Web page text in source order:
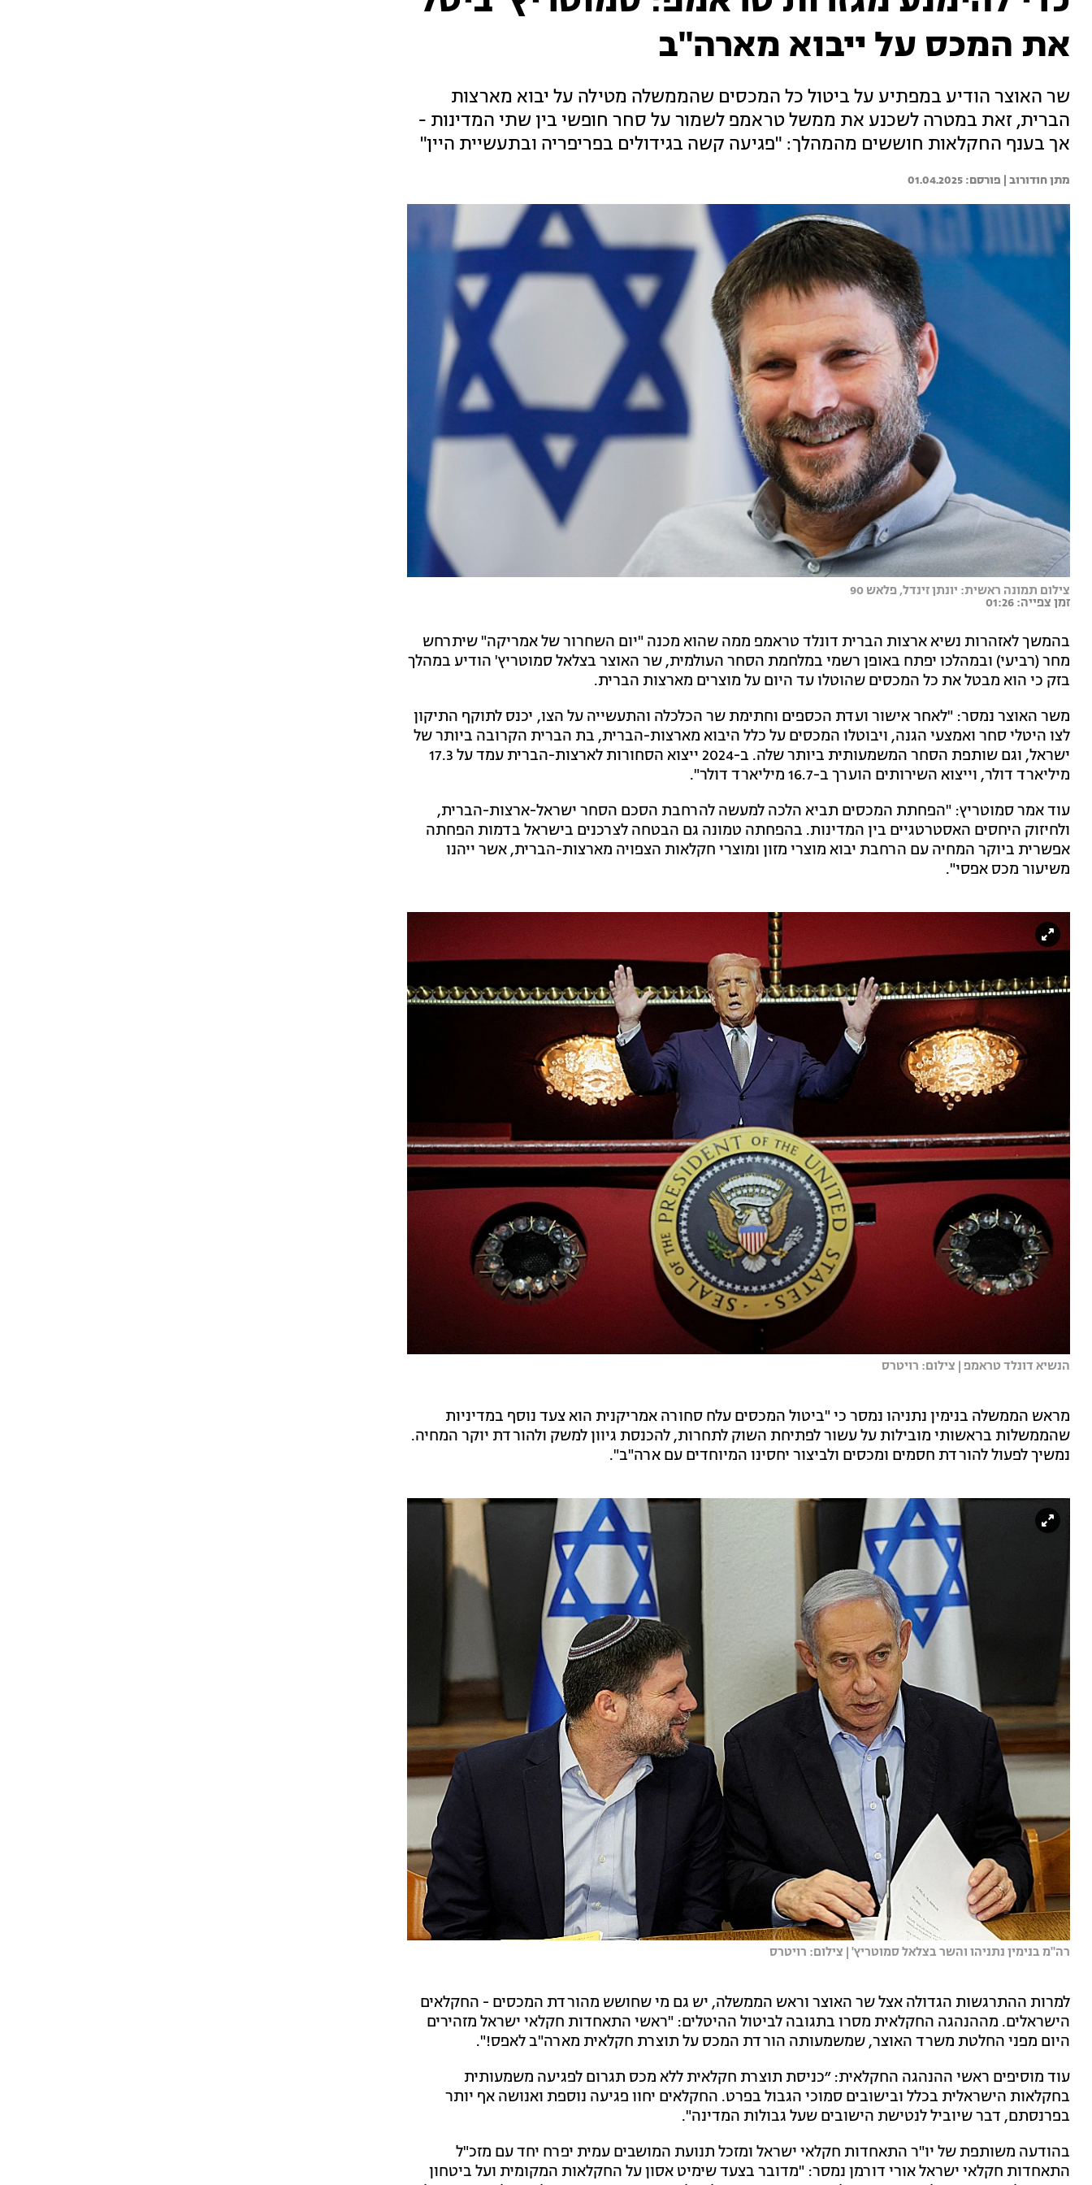
את המכס על ייבוא מארה"ב
שר האוצר הודיע במפתיע על ביטול כל המכסים שהממשלה מטילה על יבוא מארצות
הברית, זאת במטרה לשכנע את ממשל טראמפ לשמור על סחר חופשי בין שתי המדינות -
אך בענף החקלאות חוששים מהמהלך: "פגיעה קשה בגידולים בפריפריה ובתעשיית היין"
מתן חודורוב | 01.04.2025
צילום תמונה ראשית: יונתן זינדל, פלאש 90
זמן צפייה: 01:26
בהמשך לאזהרות נשיא ארצות הברית דונלד טראמפ ממה שהוא מכנה "יום השחרור של אמריקה" שיתרחש
מחר (רביעי) ובמהלכו יפתח באופן רשמי במלחמת הסחר העולמית, שר האוצר בצלאל סמוטריץ' הודיע במהלך
בזק כי הוא מבטל את כל המכסים שהוטלו עד היום על מוצרים מארצות הברית.
משר האוצר נמסר: "לאחר אישור ועדת הכספים וחתימת שר הכלכלה והתעשייה על הצו, יכנס לתוקף התיקון
לצו היטלי סחר ואמצעי הגנה, ויבוטלו המכסים על כלל היבוא מארצות-הברית, בת הברית הקרובה ביותר של
ישראל, וגם שותפת הסחר המשמעותית ביותר שלה. ב-2024 ייצוא הסחורות לארצות-הברית עמד על 17.3
מיליארד דולר, וייצוא השירותים הוערך ב-16.7 מיליארד דולר".
עוד אמר סמוטריץ: "הפחתת המכסים תביא הלכה למעשה להרחבת הסכם הסחר ישראל-ארצות-הברית,
ולחיזוק היחסים האסטרטגיים בין המדינות. בהפחתה טמונה גם הבטחה לצרכנים בישראל בדמות הפחתה
אפשרית ביוקר המחיה עם הרחבת יבוא מוצרי מזון ומוצרי חקלאות הצפויה מארצות-הברית, אשר ייהנו
משיעור מכס אפסי".
הנשיא דונלד טראמפ | צילום: רויטרס
מראש הממשלה בנימין נתניהו נמסר כי "ביטול המכסים עלח סחורה אמריקנית הוא צעד נוסף במדיניות
שהממשלות בראשותי מובילות על עשור לפתיחת השוק לתחרות, להכנסת גיוון למשק ולהורדת יוקר המחיה.
נמשיך לפעול להורדת חסמים ומכסים ולביצור יחסינו המיוחדים עם ארה"ב".
רה"מ בנימין נתניהו והשר בצלאל סמוטריץ' | צילום: רויטרס
למרות ההתרגשות הגדולה אצל שר האוצר וראש הממשלה, יש גם מי שחושש מהורדת המכסים - החקלאים
הישראלים. מההנהגה החקלאית מסרו בתגובה לביטול ההיטלים: "ראשי התאחדות חקלאי ישראל מזהירים
היום מפני החלטת משרד האוצר, שמשמעותה הורדת המכס על תוצרת חקלאית מארה"ב לאפס!".
עוד מוסיפים ראשי ההנהגה החקלאית: ״כניסת תוצרת חקלאית ללא מכס תגרום לפגיעה משמעותית
בחקלאות הישראלית בכלל ובישובים סמוכי הגבול בפרט. החקלאים יחוו פגיעה נוספת ואנושה אף יותר
בפרנסתם, דבר שיוביל לנטישת הישובים שעל גבולות המדינה".
בהודעה משותפת של יו"ר התאחדות חקלאי ישראל ומזכל תנועת המושבים עמית יפרח יחד עם מזכ"ל
התאחדות חקלאי ישראל אורי דורמן נמסר: "מדובר בצעד שימיט אסון על החקלאות המקומית ועל ביטחון